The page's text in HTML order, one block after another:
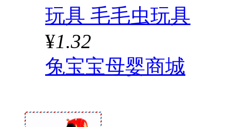
玩具 毛毛虫玩具
¥1.32
兔宝宝母婴商城